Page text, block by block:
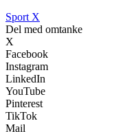
Sport X
Del med omtanke
X
Facebook
Instagram
LinkedIn
YouTube
Pinterest
TikTok
Mail